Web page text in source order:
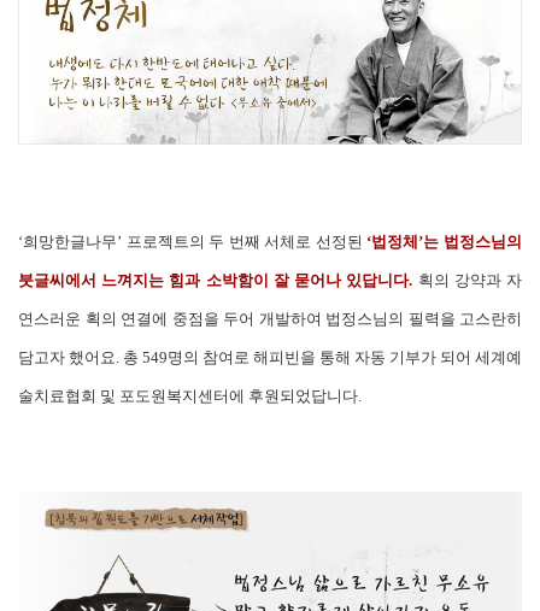
‘희망한글나무’ 프로젝트의 두 번째 서체로 선정된 ‘법정체’는 법정스님의
붓글씨에서 느껴지는 힘과 소박함이 잘 묻어나 있답니다. 획의 강약과 자
연스러운 획의 연결에 중점을 두어 개발하여 법정스님의 필력을 고스란히
담고자 했어요. 총 549명의 참여로 해피빈을 통해 자동 기부가 되어 세계예
술치료협회 및 포도원복지센터에 후원되었답니다.